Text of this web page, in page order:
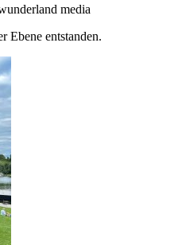
media
Ebene entstanden.